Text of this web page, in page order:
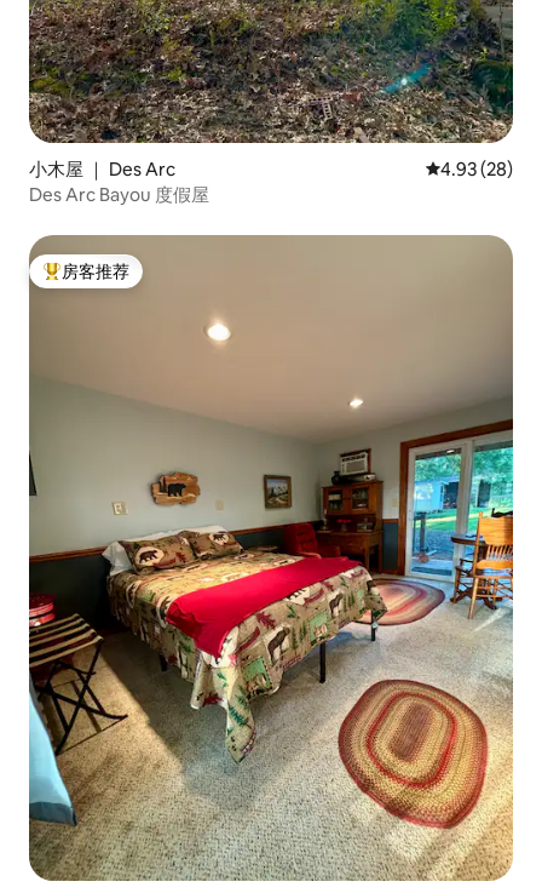
小木屋 ｜ Des Arc 平均评分
4.93 (28)
Des Arc Bayou 度假屋
热门「房客推荐」
房客推荐